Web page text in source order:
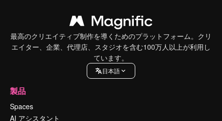
最高のクリエイティブ制作を導くためのプラットフォーム。クリ
エイター、企業、代理店、スタジオを含む100万人以上が利用し
ています。
日本語
製品
Spaces
AI アシスタント